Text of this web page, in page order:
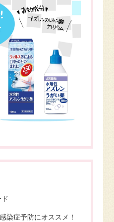
染症予防にオススメ！